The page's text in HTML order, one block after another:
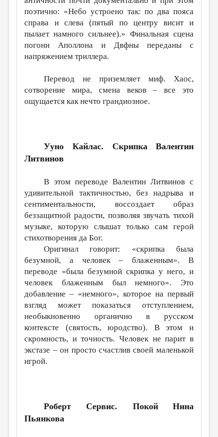
поэтично: «Небо устроено так: по два пояса
справа и слева (пятый по центру висит и
пылает намного сильнее).» Финальная сцена
погони Аполлона и Двфны переданы с
напряжением триллера.
Перевод не приземляет миф. Хаос,
сотворение мира, смена веков – все это
ощущается как нечто грандиозное.
Ууно Кайлас. Скрипка
Валентин
Литвинов
В этом переводе Валентин Литвинов с
удивительной тактичностью, без надрыва и
сентиментальности, воссоздает образ
беззащитной радости, позволяя звучать тихой
музыке, которую слышат только сам герой
стихотворения да Бог.
Оригинал говорит: «скрипка была
безумной, а человек – блаженным». В
переводе «была безумной скрипка у него, и
человек блаженным был немного». Это
добавление – «немного», которое на первый
взгляд может показаться отступлением,
необыкновенно органично в русском
контексте (святость, юродство). В этом и
скромность, и точность. Человек не парит в
экстазе – он просто счастлив своей маленькой
игрой.
Роберт Сервис. Покой
Нина
Пьянкова